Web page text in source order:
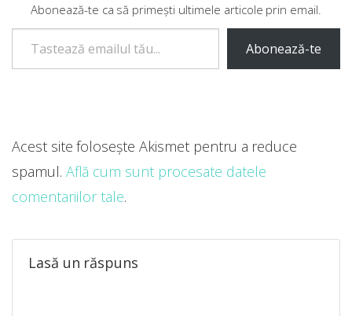
Abonează-te ca să primești ultimele articole prin email.
Tastează emailul tău...
Abonează-te
Lasă un răspuns
Acest site folosește Akismet pentru a reduce
spamul. Află cum sunt procesate datele
comentariilor tale.